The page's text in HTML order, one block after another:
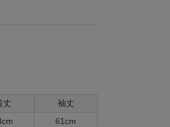
丈
袖丈
61cm